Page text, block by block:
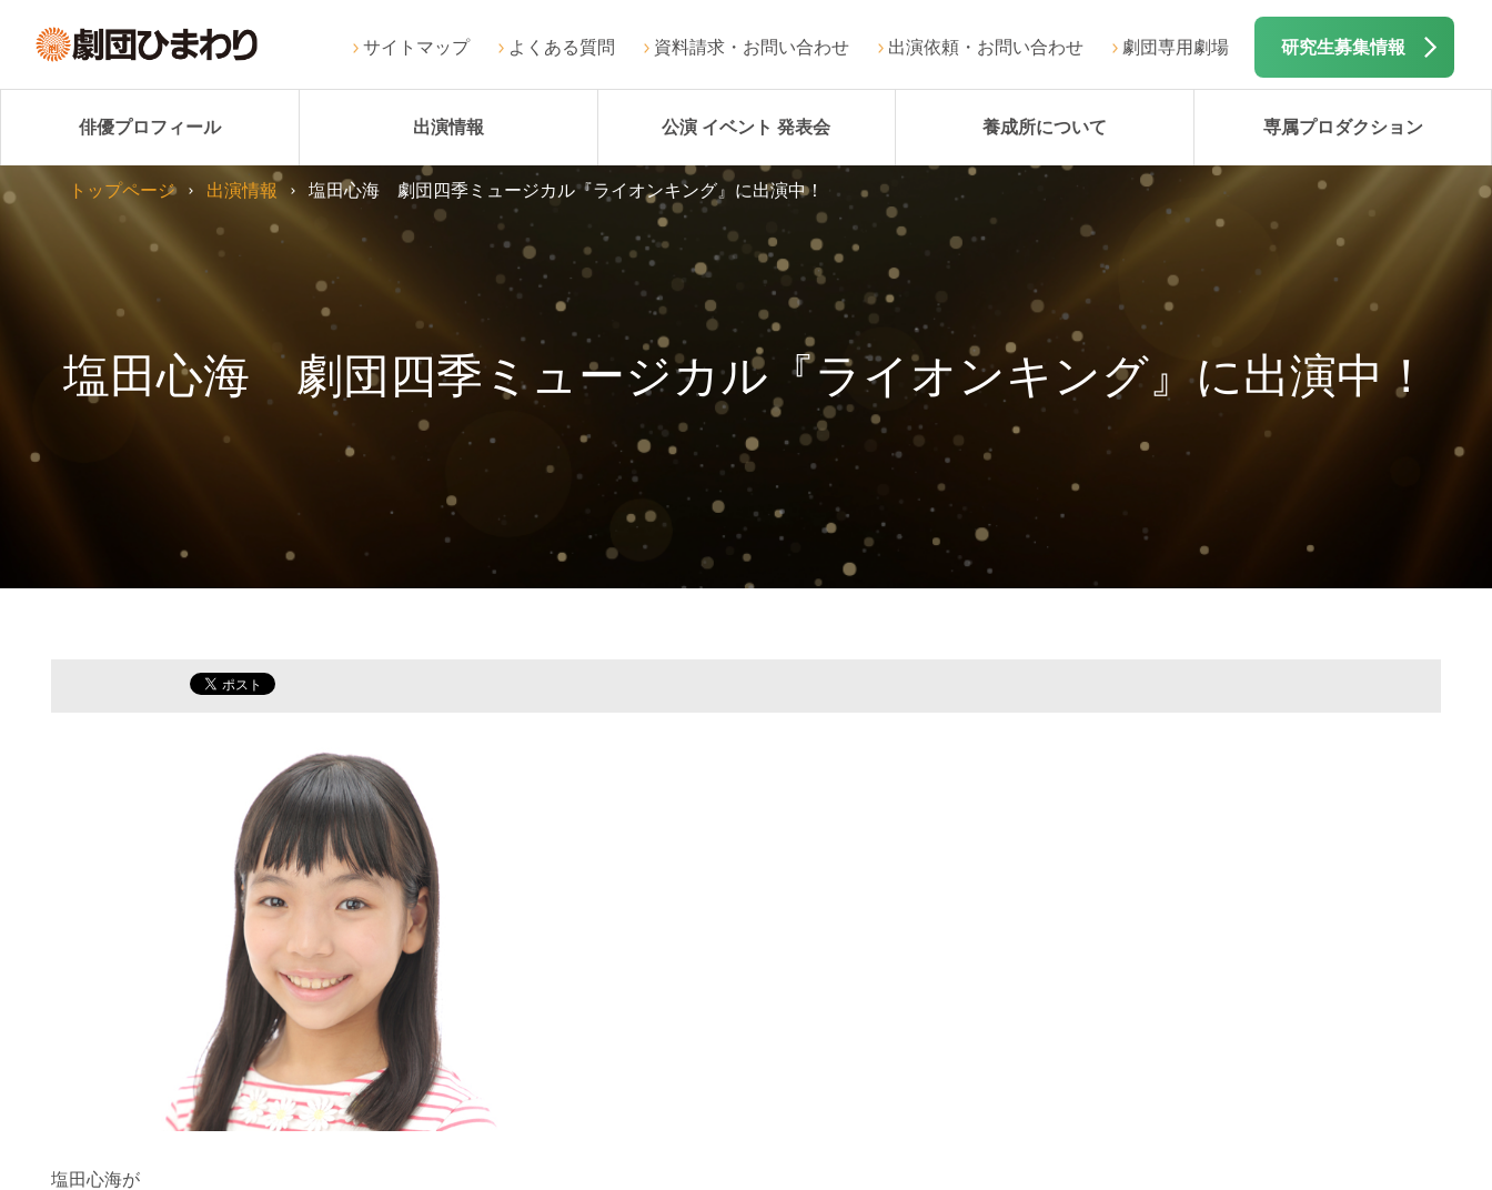
サイトマップ よくある質問 資料請求・お問い合わせ 出演依頼・お問い合わせ 劇団専用劇場 研究生募集情報
俳優プロフィール 出演情報 公演 イベント 発表会 養成所について 専属プロダクション
塩田心海 劇団四季ミュージカル『ライオンキング』に出演中！
トップページ 出演情報 塩田心海 劇団四季ミュージカル『ライオンキング』に出演中！
塩田心海が